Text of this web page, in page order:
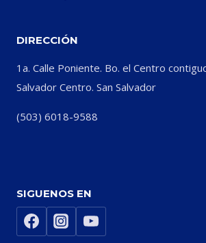
DIRECCIÓN
1a. Calle Poniente. Bo. el Centro
Salvador Centro. San Salvador
(503) 6018-9588
SIGUENOS EN